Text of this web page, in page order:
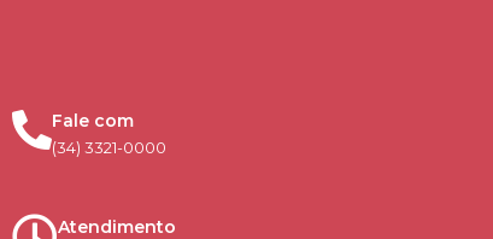
Fale com
(34) 3321-0000
Atendimento